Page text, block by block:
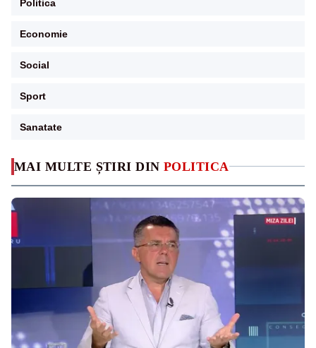
MAI MULTE ȘTIRI DIN POLITICA
Politica
Economie
Social
Sport
Sanatate